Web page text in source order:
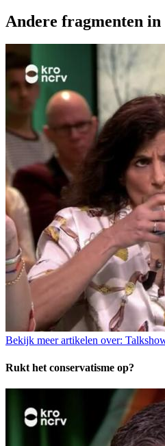
Andere fragmenten
Bekijk meer artikelen over:
Rukt het conservatisme op?